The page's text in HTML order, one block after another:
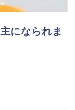
になられま